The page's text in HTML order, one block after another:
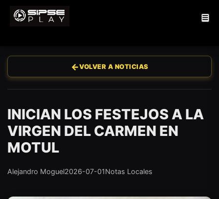
←VOLVER A NOTICIAS
INICIAN LOS FESTEJOS A LA
VIRGEN DEL CARMEN EN
MOTUL
Alejandro Moguel2026-07-01Notas Locales